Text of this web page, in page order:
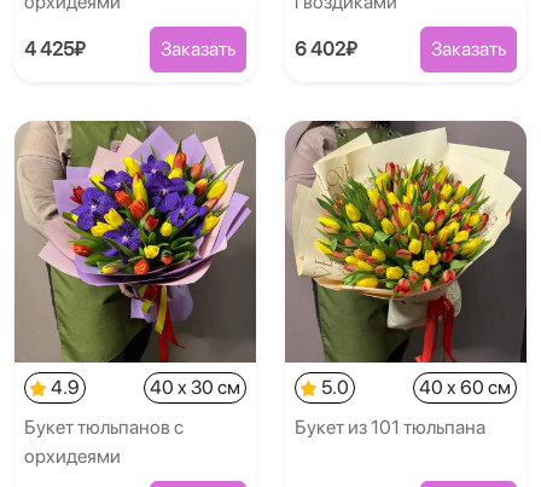
4 425₽ Заказать 6 402₽ Заказать
4.9
40 x 30 см
Букет тюльпанов с
орхидеями
5.0
40 x 60 см
Букет из 101 тюльпана